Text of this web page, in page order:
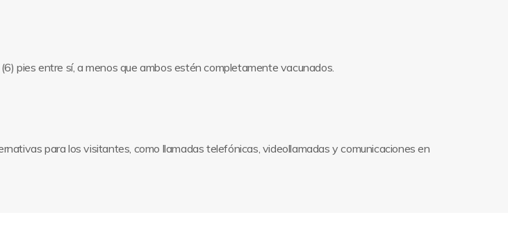
pies entre sí, a menos que ambos estén completamente vacunados.
para los visitantes, como llamadas telefónicas, videollamadas y comunicaciones en